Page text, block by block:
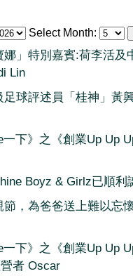
Select Month:
娜」特別嘉賓:荷李活及
Lin
足球評述員「桂神」黃
一下》之《創業Up Up
Boyz & Girlz已順利
節，為爸爸送上難以忘
一下》之《創業Up Up
者 Oscar